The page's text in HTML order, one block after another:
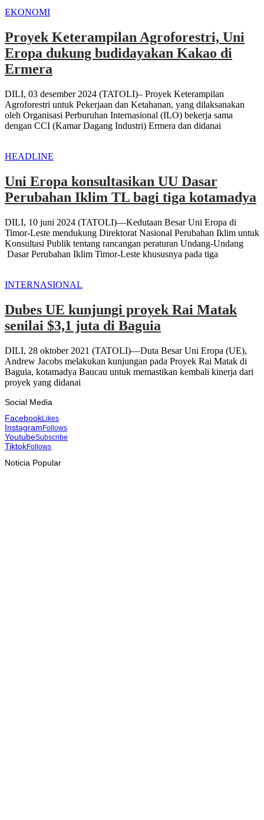
EKONOMI
Proyek Keterampilan Agroforestri, Uni
Eropa dukung budidayakan Kakao di
Ermera
DILI, 03 desember 2024 (TATOLI)– Proyek Keterampilan
Agroforestri untuk Pekerjaan dan Ketahanan, yang dilaksanakan
oleh Organisasi Perburuhan Internasional (ILO) bekerja sama
dengan CCI (Kamar Dagang Industri) Ermera dan didanai
HEADLINE
Uni Eropa konsultasikan UU Dasar
Perubahan Iklim TL bagi tiga kotamadya
DILI, 10 juni 2024 (TATOLI)—Kedutaan Besar Uni Eropa di
Timor-Leste mendukung Direktorat Nasional Perubahan Iklim untuk
Konsultasi Publik tentang rancangan peraturan Undang-Undang
Dasar Perubahan Iklim Timor-Leste khususnya pada tiga
INTERNASIONAL
Dubes UE kunjungi proyek Rai Matak
senilai $3,1 juta di Baguia
DILI, 28 oktober 2021 (TATOLI)—Duta Besar Uni Eropa (UE),
Andrew Jacobs melakukan kunjungan pada Proyek Rai Matak di
Baguia, kotamadya Baucau untuk memastikan kembali kinerja dari
proyek yang didanai
Social Media
Facebook Likes
Instagram Follows
YoutubeSubscribe
TiktokFollows
Noticia Popular